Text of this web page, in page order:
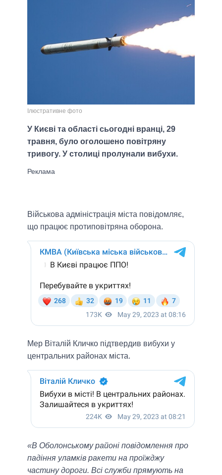
Ілюстративне фото
У Києві та області сьогодні вранці, 29
травня, було оголошено повітряну
тривогу. У столиці пролунали вибухи.
Військова адміністрація міста повідомляє,
що працює протиповітряна оборона.
Мер Віталій Кличко підтвердив вибухи у
центральних районах міста.
«В Оболонському районі повідомлення про
падіння уламків ракети на проїжджу
частину дороги. Всі служби прямують на